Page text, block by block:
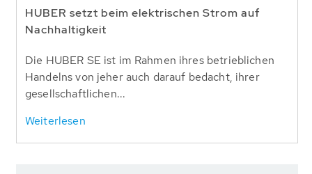
HUBER setzt beim elektrischen Strom auf
Nachhaltigkeit
Die HUBER SE ist im Rahmen ihres betrieblichen
Handelns von jeher auch darauf bedacht, ihrer
gesellschaftlichen...
Weiterlesen